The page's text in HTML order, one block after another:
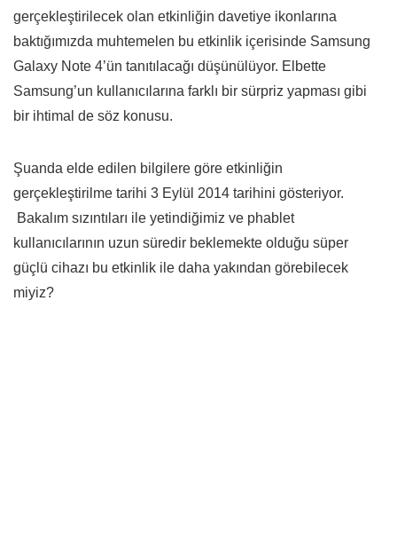
gerçekleştirilecek olan etkinliğin davetiye ikonlarına
baktığımızda muhtemelen bu etkinlik içerisinde Samsung
Galaxy Note 4’ün tanıtılacağı düşünülüyor. Elbette
Samsung’un kullanıcılarına farklı bir sürpriz yapması gibi
bir ihtimal de söz konusu.
Şuanda elde edilen bilgilere göre etkinliğin
gerçekleştirilme tarihi 3 Eylül 2014 tarihini gösteriyor.
Bakalım sızıntıları ile yetindiğimiz ve phablet
kullanıcılarının uzun süredir beklemekte olduğu süper
güçlü cihazı bu etkinlik ile daha yakından görebilecek
miyiz?